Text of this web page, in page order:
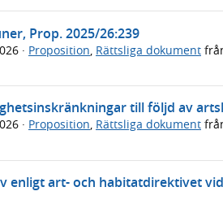
Prop. 2025/26:239
· Proposition Rättsliga dokument
till följd av
· Proposition, Rättsliga dokument
enligt art- och habitatdirektivet